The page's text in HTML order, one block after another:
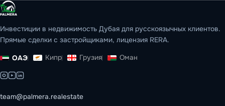
Инвестиции в недвижимость Дубая для русскоязычных клиентов.
Прямые сделки с застройщиками, лицензия RERA.
ОАЭ Кипр Грузия Оман
team@palmera.realestate